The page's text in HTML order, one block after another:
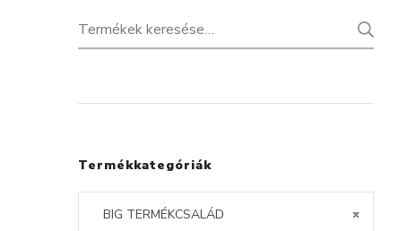
Keresés
a
Termékkategóriák
×
BIG TERMÉKCSALÁD